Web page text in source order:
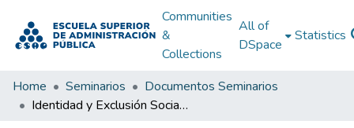
Communities
&
Collections
All of
DSpace
Statistics
Home Seminarios
Documentos Seminarios
Identidad y Exclusión Social Juvenil 2006: Seminario Latinoamericano Identidad y exclusión social 2006